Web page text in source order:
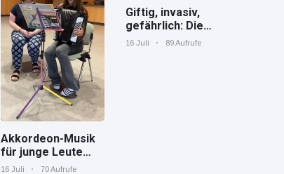
Akkordeon-Musik
für junge Leute
Jana von den
16 Juli 70 Aufrufe
Giftig, invasiv,
gefährlich: Die
Spaßverderber im
16 Juli 89 Aufrufe